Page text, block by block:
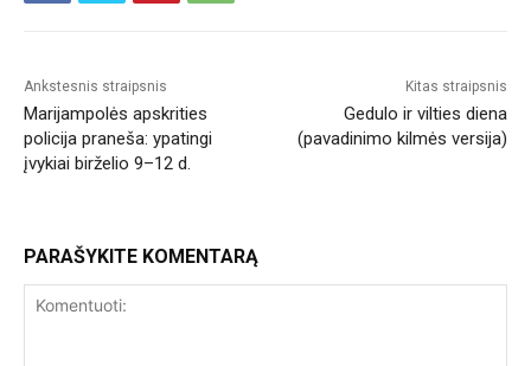
Ankstesnis straipsnis
Marijampolės apskrities
policija praneša: ypatingi
įvykiai birželio 9–12 d.
Kitas straipsnis
Gedulo ir vilties diena
(pavadinimo kilmės versija)
PARAŠYKITE KOMENTARĄ